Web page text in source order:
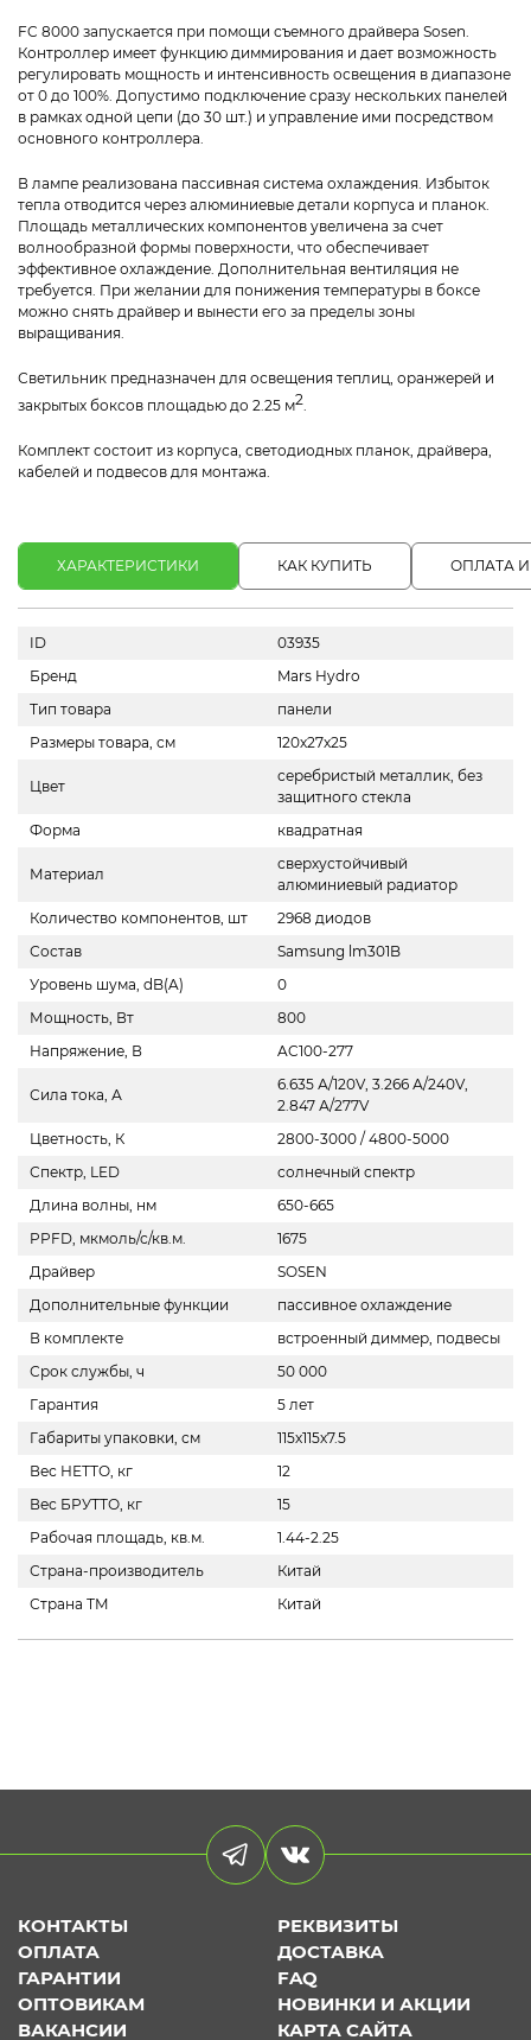
FC 8000 запускается при помощи съемного драйвера Sosen.
Контроллер имеет функцию диммирования и дает возможность
регулировать мощность и интенсивность освещения в диапазоне
от 0 до 100%. Допустимо подключение сразу нескольких панелей
в рамках одной цепи (до 30 шт.) и управление ими посредством
основного контроллера.
В лампе реализована пассивная система охлаждения. Избыток
тепла отводится через алюминиевые детали корпуса и планок.
Площадь металлических компонентов увеличена за счет
волнообразной формы поверхности, что обеспечивает
эффективное охлаждение. Дополнительная вентиляция не
требуется. При желании для понижения температуры в боксе
можно снять драйвер и вынести его за пределы зоны
выращивания.
Светильник предназначен для освещения теплиц, оранжерей и
закрытых боксов площадью до 2.25 м2.
Комплект состоит из корпуса, светодиодных планок, драйвера,
кабелей и подвесов для монтажа.
ХАРАКТЕРИСТИКИ КАК КУПИТЬ ОПЛАТА
ID
03935
Бренд
Mars Hydro
Тип товара
панели
Размеры товара, см
120х27х25
Цвет
серебристый металлик, без
защитного стекла
Форма
квадратная
Материал
сверхустойчивый
алюминиевый радиатор
Количество компонентов, шт
2968 диодов
Состав
Samsung lm301B
Уровень шума, dB(A)
0
Мощность, Вт
800
Напряжение, В
AC100-277
Сила тока, А
6.635 А/120V, 3.266 А/240V,
2.847 А/277V
Цветность, К
2800-3000 / 4800-5000
Спектр, LED
солнечный спектр
Длина волны, нм
650-665
PPFD, мкмоль/с/кв.м.
1675
Драйвер
SOSEN
Дополнительные функции
пассивное охлаждение
В комплекте
встроенный диммер, подвесы
Срок службы, ч
50 000
Гарантия
5 лет
Габариты упаковки, см
115х115х7.5
Вес НЕТТО, кг
12
Вес БРУТТО, кг
15
Рабочая площадь, кв.м.
1.44-2.25
Страна-производитель
Китай
Страна ТМ
Китай
КОНТАКТЫ
РЕКВИЗИТЫ
ОПЛАТА
ДОСТАВКА
ГАРАНТИИ
FAQ
ОПТОВИКАМ
НОВИНКИ И АКЦИИ
ВАКАНСИИ
КАРТА САЙТА